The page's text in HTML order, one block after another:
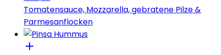
Tomatensauce, Mozzarella, gebratene Pilze &
Parmesanflocken